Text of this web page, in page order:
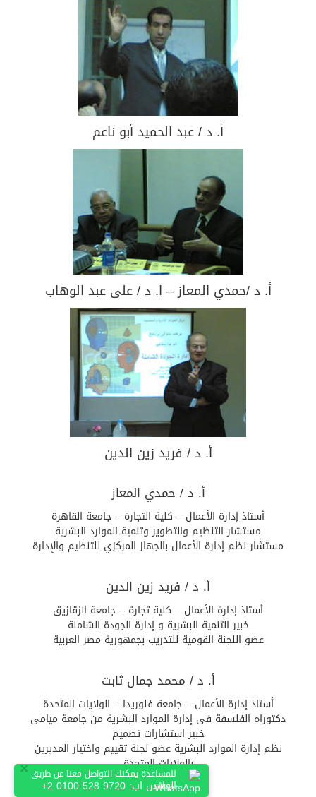
أ. د / عبد الحميد أبو ناعم
أ. د /حمدي المعاز – ا. د / على عبد الوهاب
أ. د / فريد زين الدين
أ. د / حمدي المعاز
أستاذ إدارة الأعمال – كلية التجارة – جامعة القاهرة
مستشار التنظيم والتطوير وتنمية الموارد البشرية
مستشار نظم إدارة الأعمال بالجهاز المركزي للتنظيم والإدارة
أ. د / فريد زين الدين
أستاذ إدارة الأعمال – كلية تجارة – جامعة الزقازيق
خبير التنمية البشرية و إدارة الجودة الشاملة
عضو اللجنة القومية للتدريب بجمهورية مصر العربية
أ. د / محمد جمال ثابت
أستاذ إدارة الأعمال – جامعة فلوريدا – الولايات المتحدة
دكتوراه الفلسفة فى إدارة الموارد البشرية من جامعة ميامى
خبير استشارات تصميم
نظم إدارة الموارد البشرية عضو لجنة تقييم واختيار المديرين
بالولايات المتحدة ×للمساعدة يمكنك التواصل معنا عن طريق
الواتس اب: +2 0100 528 9720